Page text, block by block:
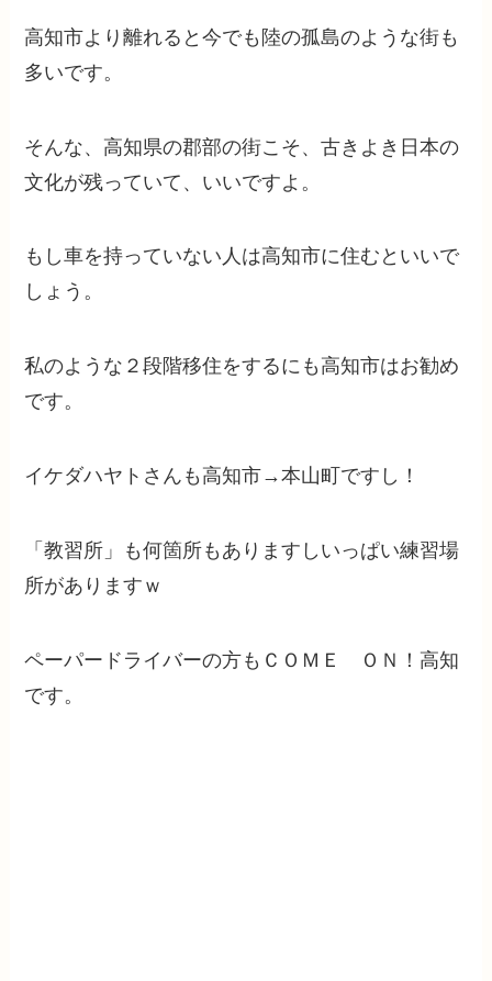
高知市より離れると今でも陸の孤島のような街も
多いです。
そんな、高知県の郡部の街こそ、古きよき日本の
文化が残っていて、いいですよ。
もし車を持っていない人は高知市に住むといいで
しょう。
私のような２段階移住をするにも高知市はお勧め
です。
イケダハヤトさんも高知市→本山町ですし！
「教習所」も何箇所もありますしいっぱい練習場
所がありますｗ
ペーパードライバーの方もＣＯＭＥ ＯＮ！高知
です。